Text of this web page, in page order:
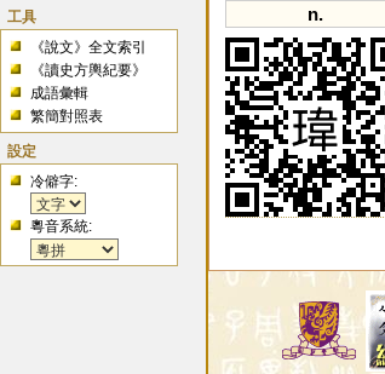
工具
《說文》全文索引
《讀史方輿紀要》
成語彙輯
繁簡對照表
設定
冷僻字:
粵音系統:
n.